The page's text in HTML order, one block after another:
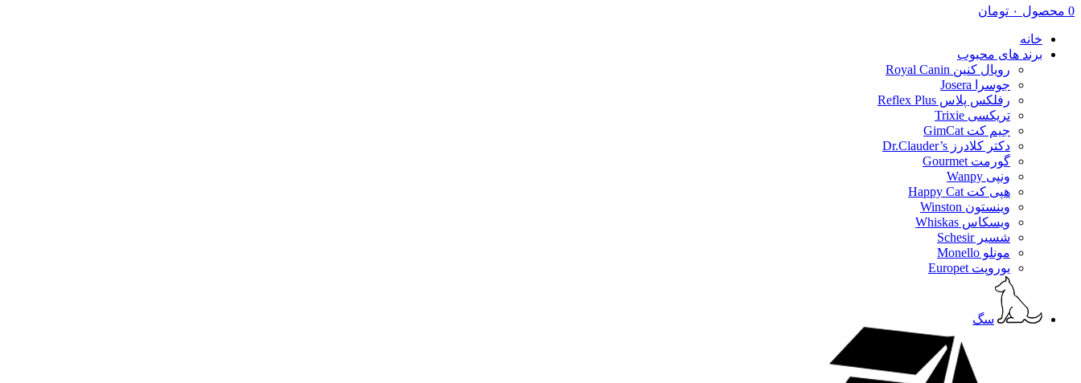
0 محصول ۰ تومان
خانه
برند های محبوب
رویال کنین Royal Canin
جوسرا Josera
رفلکس پلاس Reflex Plus
تریکسی Trixie
جیم کت GimCat
دکتر کلادرز Dr.Clauder’s
گورمت Gourmet
ونپی Wanpy
هپی کت Happy Cat
وینستون Winston
ویسکاس Whiskas
شسیر Schesir
مونلو Monello
یوروپت Europet
سگ